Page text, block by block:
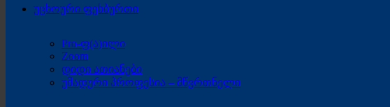
უცხოური ფეხბურთი
Pro-ფ(ა)ილი
Zoom
დიდი ათიანები
უმადური პროფესია – მწვრთნელი